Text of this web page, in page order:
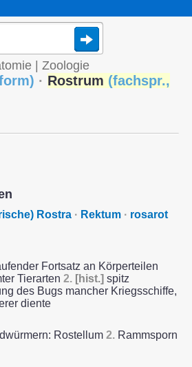
Zoologie
) · Rostrum (fachspr.,
Rostra · Rektum · rosarot
Fortsatz an Körperteilen
Tierarten 2. [hist.] spitz
des Bugs mancher Kriegsschiffe,
diente
Rostellum 2. Rammsporn